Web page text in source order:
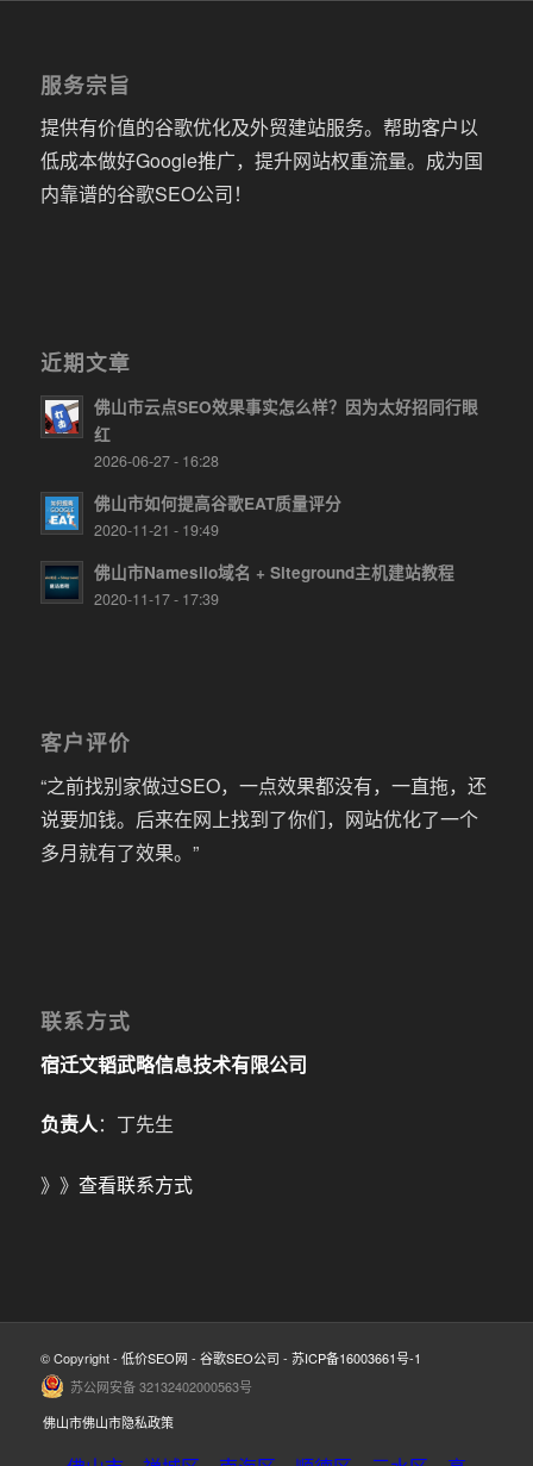
服务宗旨
提供有价值的谷歌优化及外贸建站服务。帮助客户以
低成本做好Google推广，提升网站权重流量。成为国
内靠谱的谷歌SEO公司！
近期文章
佛山市云点SEO效果事实怎么样？因为太好招同行眼
红
2026-06-27 - 16:28
佛山市如何提高谷歌EAT质量评分
2020-11-21 - 19:49
佛山市Namesilo域名 + Siteground主机建站教程
2020-11-17 - 17:39
客户评价
“之前找别家做过SEO，一点效果都没有，一直拖，还
说要加钱。后来在网上找到了你们，网站优化了一个
多月就有了效果。”
联系方式
宿迁文韬武略信息技术有限公司
负责人：丁先生
》》 查看联系方式
© Copyright - 低价SEO网 - 谷歌SEO公司 - 苏ICP备16003661号-1
苏公网安备 32132402000563号
佛山市佛山市隐私政策